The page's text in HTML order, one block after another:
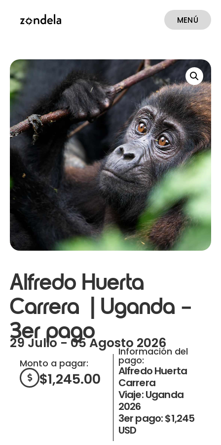
MENÚ
Alfredo Huerta
Carrera | Uganda –
3er pago
29 Julio - 05 Agosto 2026
Monto a pagar:
$1,245.00
Información del
pago:
Alfredo Huerta
Carrera
Viaje: Uganda
2026
3er pago: $1,245
USD